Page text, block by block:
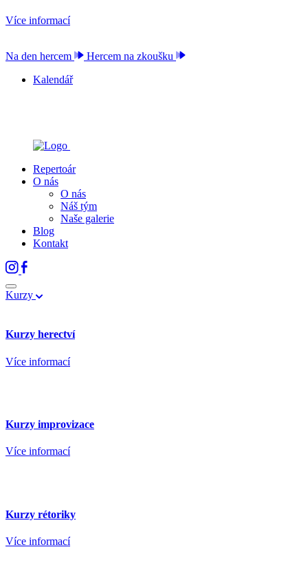
Více informací
Na den hercem
Hercem na zkoušku
Kalendář
Repertoár
O nás
O nás
Náš tým
Naše galerie
Blog
Kontakt
Kurzy
Kurzy herectví
Více informací
Kurzy improvizace
Více informací
Kurzy rétoriky
Více informací